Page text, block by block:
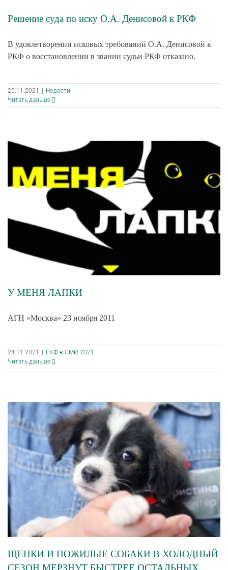
Решение суда по иску О.А. Денисовой к РКФ
В удовлетворении исковых требований О.А. Денисовой к
РКФ о восстановлении в звании судьи РКФ отказано.
25.11.2021
Новости
Читать дальше
У МЕНЯ ЛАПКИ
АГН «Москва» 23 ноября 2011
24.11.2021
РКФ в СМИ 2021
Читать дальше
ЩЕНКИ И ПОЖИЛЫЕ СОБАКИ В ХОЛОДНЫЙ
СЕЗОН МЕРЗНУТ БЫСТРЕЕ ОСТАЛЬНЫХ